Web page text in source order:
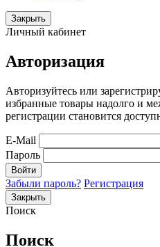
Закрыть
Личный кабинет
Авторизация
Авторизуйтесь или
избранные товары надолго и
регистрации становится
E-Mail
Пароль
Войти
Забыли пароль? Регистрация
Закрыть
Поиск
Поиск